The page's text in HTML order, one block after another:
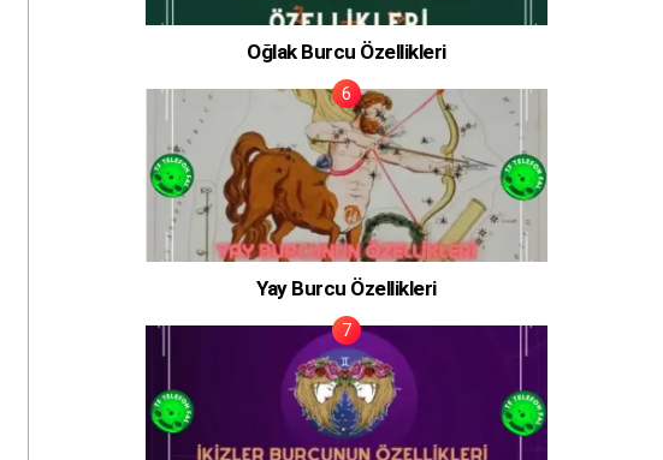
Oğlak Burcu Özellikleri
Yay Burcu Özellikleri